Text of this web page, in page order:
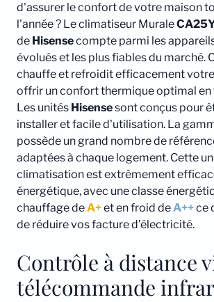
d'assurer le confort de votre maison
l'année ? Le climatiseur Murale
de Hisensecompte parmi les
évolués et les plus fiables du marché.
chauffe et refroidit efficacement
offrir un confort thermique optimal en
Les unités Hisensesont conçus pour
installer et facile d'utilisation. La
possède un grand nombre de
adaptées à chaque logement. Cette
climatisation est extrêmement
énergétique, avec une classe
chauffage deA+et en froid deA++ce
de réduire vos facture d’électricité.
Contrôle à distance
télécommande